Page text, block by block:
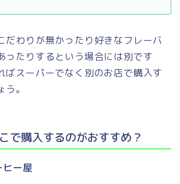
だわりが無かったり好きなフレーバ
ったりするという場合には別です
ばスーパーでなく別のお店で購入す
。
で購入するのがおすすめ？
ヒー屋